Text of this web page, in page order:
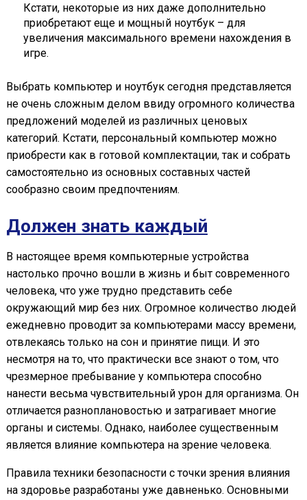
Кстати, некоторые из них даже дополнительно
приобретают еще и мощный ноутбук – для
увеличения максимального времени нахождения в
игре.
Выбрать компьютер и ноутбук сегодня представляется
не очень сложным делом ввиду огромного количества
предложений моделей из различных ценовых
категорий. Кстати, персональный компьютер можно
приобрести как в готовой комплектации, так и собрать
самостоятельно из основных составных частей
сообразно своим предпочтениям.
Должен знать каждый
В настоящее время компьютерные устройства
настолько прочно вошли в жизнь и быт современного
человека, что уже трудно представить себе
окружающий мир без них. Огромное количество людей
ежедневно проводит за компьютерами массу времени,
отвлекаясь только на сон и принятие пищи. И это
несмотря на то, что практически все знают о том, что
чрезмерное пребывание у компьютера способно
нанести весьма чувствительный урон для организма. Он
отличается разноплановостью и затрагивает многие
органы и системы. Однако, наиболее существенным
является влияние компьютера на зрение человека.
Правила техники безопасности с точки зрения влияния
на здоровье разработаны уже давненько. Основными